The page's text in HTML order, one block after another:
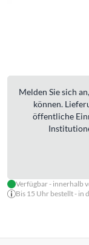
Melden Sie sich
können.
öffentliche
Verfügbar - innerhalb
Bis 15 Uhr bestellt - in